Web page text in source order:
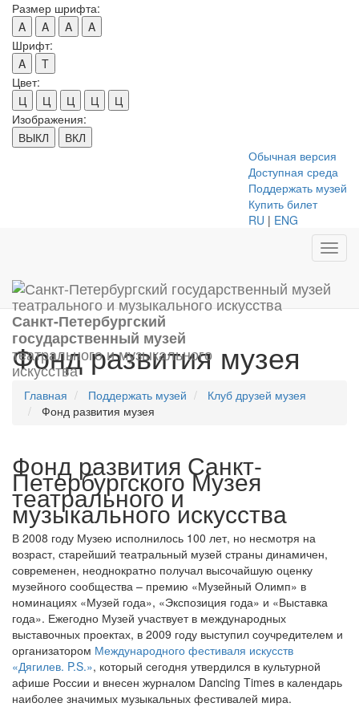
Размер шрифта:
A
A A
A
Шрифт:
A
T
Цвет:
Ц
Ц Ц Ц
Ц
Изображения:
ВЫКЛ
ВКЛ
Обычная версия
Доступная среда
Поддержать музей
Купить билет
RU | ENG
Санкт-Петербургский
государственный музей
театрального и музыкального
искусства
Фонд развития музея
Главная Поддержать музей
Клуб друзей музея
Фонд развития музея
Фонд развития Санкт-
Петербургского Музея
театрального и
музыкального искусства
В 2008 году Музею исполнилось 100 лет, но несмотря на
возраст, старейший театральный музей страны динамичен,
современен, неоднократно получал высочайшую оценку
музейного сообщества – премию «Музейный Олимп» в
номинациях «Музей года», «Экспозиция года» и «Выставка
года». Ежегодно Музей участвует в международных
выставочных проектах, в 2009 году выступил соучредителем и
организатором Международного фестиваля искусств
«Дягилев. P.S.», который сегодня утвердился в культурной
афише России и внесен журналом Dancing Times в календарь
наиболее значимых музыкальных фестивалей мира.